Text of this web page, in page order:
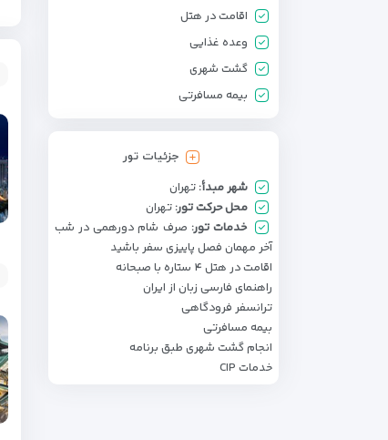
اقامت در هتل
وعده غذایی
گشت شهری
بیمه مسافرتی
جزئیات تور
شهر مبدأ: تهران
محل حرکت تور: تهران
خدمات تور: صرف شام دورهمی در شب
آخر مهمان فصل پاییزی سفر باشید
اقامت در هتل ۴ ستاره با صبحانه
راهنمای فارسی زبان از ایران
ترانسفر فرودگاهی
بیمه مسافرتی
انجام گشت شهری طبق برنامه
خدمات CIP